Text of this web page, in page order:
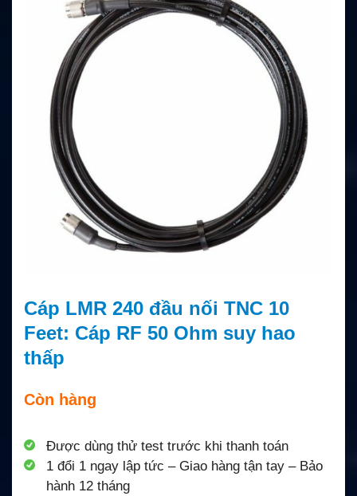
Cáp LMR 240 đầu nối TNC 10
Feet: Cáp RF 50 Ohm suy hao
thấp
Còn hàng
Được dùng thử test trước khi thanh toán
1 đổi 1 ngay lập tức – Giao hàng tận tay – Bảo
hành 12 tháng